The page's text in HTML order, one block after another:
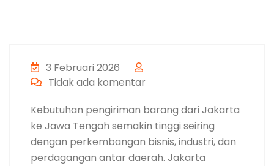
3 Februari 2026
Tidak ada komentar
Kebutuhan pengiriman barang dari Jakarta
ke Jawa Tengah semakin tinggi seiring
dengan perkembangan bisnis, industri, dan
perdagangan antar daerah. Jakarta